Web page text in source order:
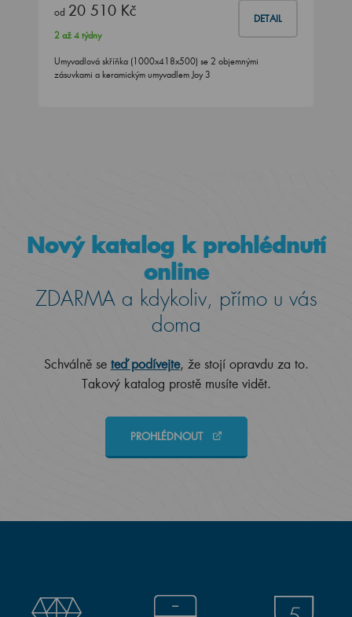
od 20 510 Kč DETAIL
2 až 4 týdny
Umyvadlová skříňka (1000x418x500) se 2 objemnými
zásuvkami a keramickým umyvadlem Joy 3
Nový katalog k prohlédnutí
online
ZDARMA a kdykoliv, přímo u vás
doma
Schválně se teď podívejte, že stojí opravdu za to.
Takový katalog prostě musíte vidět.
PROHLÉDNOUT